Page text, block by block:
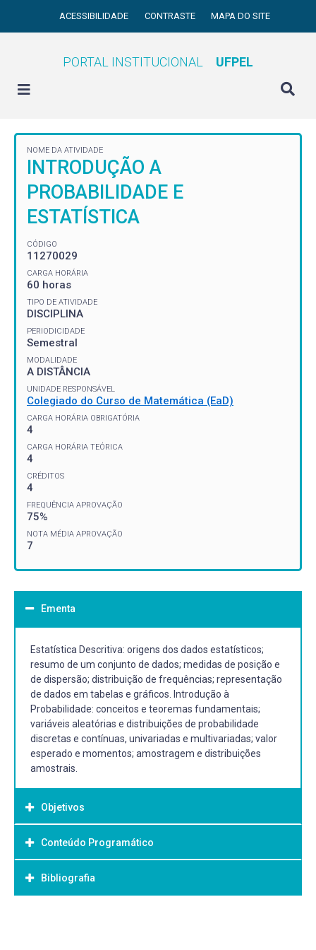
ACESSIBILIDADE CONTRASTE MAPA DO SITE
PORTAL INSTITUCIONAL UFPEL
NOME DA ATIVIDADE
INTRODUÇÃO A
PROBABILIDADE E
ESTATÍSTICA
CÓDIGO
11270029
CARGA HORÁRIA
60 horas
TIPO DE ATIVIDADE
DISCIPLINA
PERIODICIDADE
Semestral
MODALIDADE
A DISTÂNCIA
UNIDADE RESPONSÁVEL
Colegiado do Curso de Matemática (EaD)
CARGA HORÁRIA OBRIGATÓRIA
4
CARGA HORÁRIA TEÓRICA
4
CRÉDITOS
4
FREQUÊNCIA APROVAÇÃO
75%
NOTA MÉDIA APROVAÇÃO
7
Ementa
Estatística Descritiva: origens dos dados estatísticos;
resumo de um conjunto de dados; medidas de posição e
de dispersão; distribuição de frequências; representação
de dados em tabelas e gráficos. Introdução à
Probabilidade: conceitos e teoremas fundamentais;
variáveis aleatórias e distribuições de probabilidade
discretas e contínuas, univariadas e multivariadas; valor
esperado e momentos; amostragem e distribuições
amostrais.
Objetivos
Objetivo Geral:
• Fornecer ao aluno o embasamento necessário para a
organização, descrição, análise e interpretação
Conteúdo Programático
Introdução
• Considerações gerais, conceituação e aplicações;
Bibliografia